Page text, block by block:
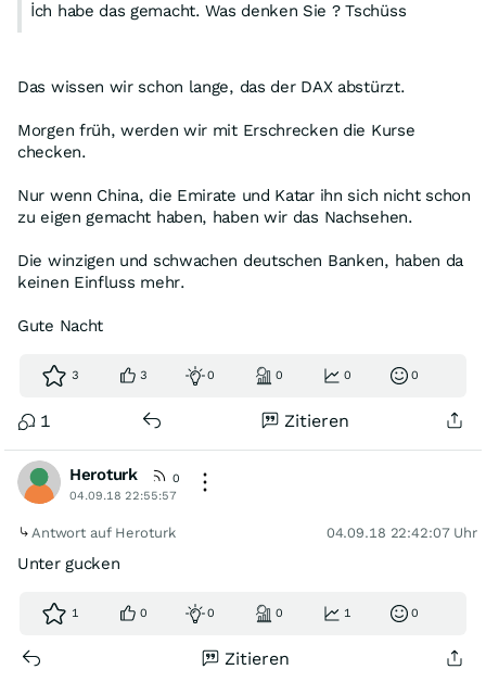
İch habe das gemacht. Was denken Sie ? Tschüss
Das wissen wir schon lange, das der DAX abstürzt.
Morgen früh, werden wir mit Erschrecken die Kurse
checken.
Nur wenn China, die Emirate und Katar ihn sich nicht schon
zu eigen gemacht haben, haben wir das Nachsehen.
Die winzigen und schwachen deutschen Banken, haben da
keinen Einfluss mehr.
Gute Nacht
3 3 0 0 0 0
1 Zitieren
Heroturk
0
04.09.18 22:55:57
Antwort auf Heroturk 04.09.18 22:42:07 Uhr
Unter gucken
1 0 0 0 1 0
Zitieren